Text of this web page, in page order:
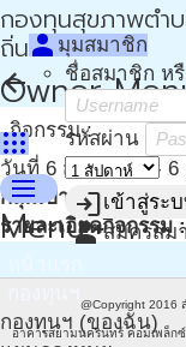
กองทุนสุขภาพตำ
ถิ่น - กปท
Owner
apps
person มุมสมาชิก
ชื่อสมาชิก หรื
รหัสผ่าน
loginเข้าสู่ระ
person_addสมัครสม
menu
Menu
กองทุนฯ (ของฉัน)
arrow_back
กิจกรรม :
วันที่ 6 ส.ค. 2569 - 6
กลุ่มเป้าหมาย0 คนร
รายละเอียดกิจกรรม :
@Copyright 2016
อาคารสยามนครินทร์ คอมเพล็